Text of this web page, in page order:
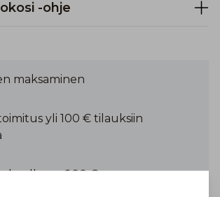
-ohje
maksaminen
yli 100 € tilauksiin
alkaen 6,90 €